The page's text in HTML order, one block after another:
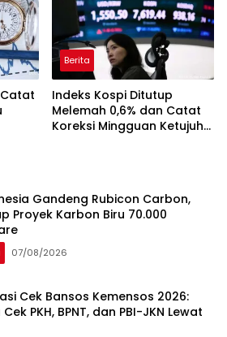
Berita
Indeks Kospi Ditutup
Melemah 0,6% dan Catat
Koreksi Mingguan Ketujuh
Gandeng Rubicon Carbon,
Proyek Karbon Biru 70.000
07/08/2026
Cek Bansos Kemensos 2026:
PKH, BPNT, dan PBI-JKN Lewat